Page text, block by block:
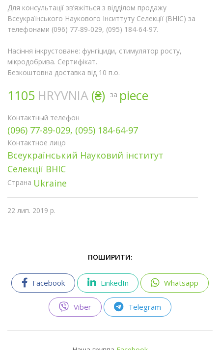
Для консультації зв’яжіться з відділом продажу
Всеукраїнського Наукового Інситтуту Селекції (ВНІС) за
телефонами (096) 77-89-029, (095) 184-64-97.
Насіння інкрустоване: фунгіциди, стимулятор росту,
мікродобрива. Сертифікат.
Безкоштовна доставка від 10 п.о.
1105 HRYVNIA (₴) за piece
Контактный телефон
(096) 77-89-029, (095) 184-64-97
Контактное лицо
Всеукраїнський Науковий інститут
Селекції ВНІС
Страна Ukraine
22 лип. 2019 р.
ПОШИРИТИ:
Facebook LinkedIn Whatsapp
Viber Telegram